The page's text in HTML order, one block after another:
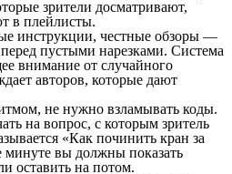
зрители досматривают,
в плейлисты.
инструкции, честные обзоры —
пустыми нарезками. Система
внимание от случайного
авторов, которые дают
не нужно взламывать коды.
на вопрос, с которым зритель
«Как починить кран за
минуте вы должны показать
оставить на потом.